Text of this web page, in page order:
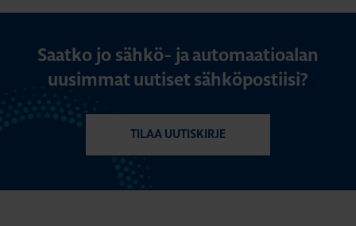
Saatko jo sähkö- ja automaatioalan
uusimmat uutiset sähköpostiisi?
TILAA UUTISKIRJE